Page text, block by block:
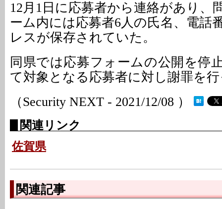
12月1日に応募者から連絡があり、
ーム内には応募者6人の氏名、電話
レスが保存されていた。
同県では応募フォームの公開を停
て対象となる応募者に対し謝罪を
（Security NEXT - 2021/12/08 ）
関連リンク
佐賀県
関連記事